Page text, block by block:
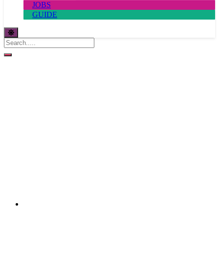
JOBS
GUIDE